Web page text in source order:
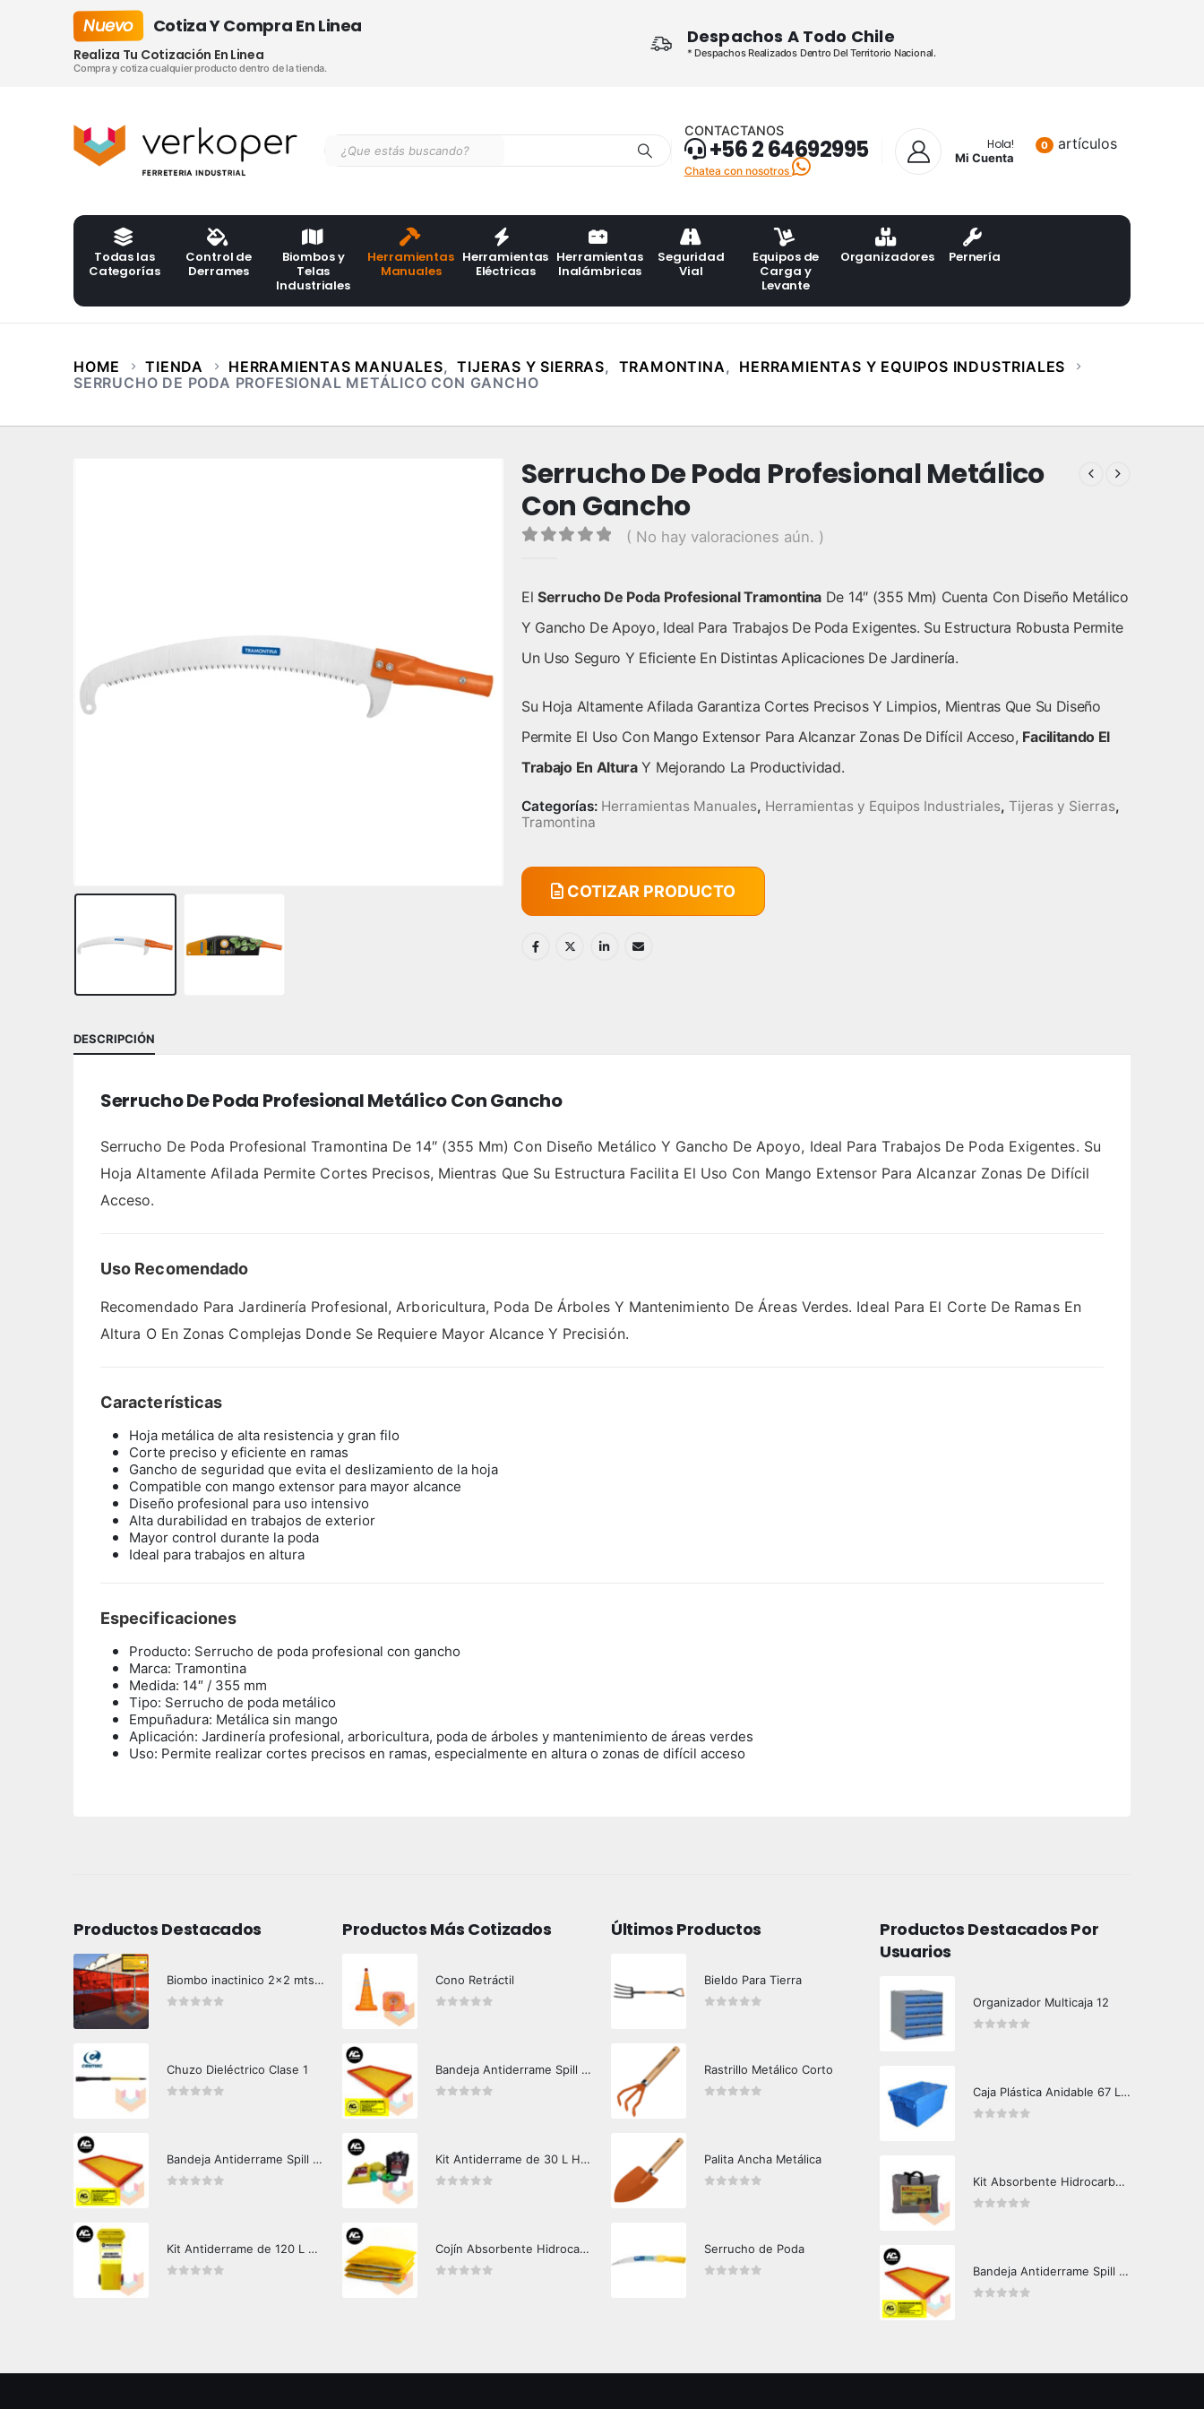
Despachos A Todo Chile
* Despachos Realizados Dentro Del Territorio Nacional.
Nuevo Cotiza Y Compra En Linea
Realiza Tu Cotización En Linea
Compra y cotiza cualquier producto dentro de la tienda.
CONTACTANOS
+56 2 64692995
Chatea con nosotros
Hola!
Mi Cuenta
0 artículos
Todas las
Categorías
Control de
Derrames
Biombos y
Telas
Industriales
Herramientas
Manuales
Herramientas
Eléctricas
Herramientas
Inalámbricas
Seguridad
Vial
Equipos de
Carga y
Levante
Organizadores Pernería
HOME TIENDA HERRAMIENTAS MANUALES, TIJERAS Y SIERRAS, TRAMONTINA, HERRAMIENTAS Y EQUIPOS INDUSTRIALES
SERRUCHO DE PODA PROFESIONAL METÁLICO CON GANCHO
Serrucho De Poda Profesional Metálico
Con Gancho
( No hay valoraciones aún. )
ElSerrucho De Poda Profesional Tramontina De 14″ (355 Mm) Cuenta Con Diseño Metálico
Y Gancho De Apoyo, Ideal Para Trabajos De Poda Exigentes. Su Estructura Robusta Permite
Un Uso Seguro Y Eficiente En Distintas Aplicaciones De Jardinería.
Su Hoja Altamente Afilada Garantiza Cortes Precisos Y Limpios, Mientras Que Su Diseño
Permite El Uso Con Mango Extensor Para Alcanzar Zonas De Difícil Acceso, Facilitando El
Trabajo En AlturaY Mejorando La Productividad.
Categorías: Herramientas Manuales, Herramientas y Equipos Industriales, Tijeras y Sierras,
Tramontina
COTIZAR PRODUCTO
DESCRIPCIÓN
Serrucho De Poda Profesional Metálico Con Gancho
Serrucho De Poda Profesional Tramontina De 14″ (355 Mm) Con Diseño Metálico Y Gancho De Apoyo, Ideal Para Trabajos De Poda Exigentes. Su
Hoja Altamente Afilada Permite Cortes Precisos, Mientras Que Su Estructura Facilita El Uso Con Mango Extensor Para Alcanzar Zonas De Difícil
Acceso.
Uso Recomendado
Recomendado Para Jardinería Profesional, Arboricultura, Poda De Árboles Y Mantenimiento De Áreas Verdes. Ideal Para El Corte De Ramas En
Altura O En Zonas Complejas Donde Se Requiere Mayor Alcance Y Precisión.
Características
Hoja metálica de alta resistencia y gran filo
Corte preciso y eficiente en ramas
Gancho de seguridad que evita el deslizamiento de la hoja
Compatible con mango extensor para mayor alcance
Diseño profesional para uso intensivo
Alta durabilidad en trabajos de exterior
Mayor control durante la poda
Ideal para trabajos en altura
Especificaciones
Producto: Serrucho de poda profesional con gancho
Marca: Tramontina
Medida: 14″ / 355 mm
Tipo: Serrucho de poda metálico
Empuñadura: Metálica sin mango
Aplicación: Jardinería profesional, arboricultura, poda de árboles y mantenimiento de áreas verdes
Uso: Permite realizar cortes precisos en ramas, especialmente en altura o zonas de difícil acceso
Productos Destacados
Biombo inactinico 2x2 mts Hazard Control
Chuzo Dieléctrico Clase 1
Bandeja Antiderrame Spill Barrier 346 litros Certificada
Kit Antiderrame de 120 L Hazard Control (Hidrocarburos - Biodegradable)
Productos Más Cotizados
Cono Retráctil
Bandeja Antiderrame Spill Barrier 117 lts Certificada
Kit Antiderrame de 30 L Hazard Control (Hidrocarburos - Biodegradable)
Cojín Absorbente Hidrocarburos Hazard Control
Últimos Productos
Bieldo Para Tierra
Rastrillo Metálico Corto
Palita Ancha Metálica
Serrucho de Poda
Productos Destacados Por
Usuarios
Organizador Multicaja 12
Caja Plástica Anidable 67 Lts MKN-310
Kit Absorbente Hidrocarburos Crunch Oil K3000
Bandeja Antiderrame Spill Barrier 160 litros Certificada